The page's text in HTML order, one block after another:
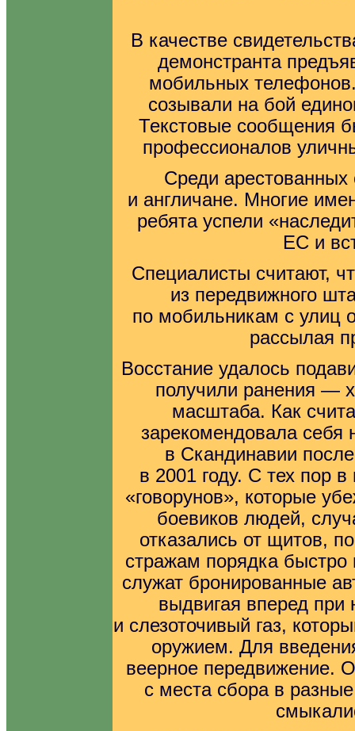
В качестве
демонстранта
мобильных
созывали на бой
Текстовые сообщения
профессионалов
Среди
и англичане. Многие
ребята успели
ЕС и
Специалисты считают,
из передвижного
по мобильникам с улиц
рассылая
Восстание удалось
получили ранения —
масштаба. Как
зарекомендовала себя
в Скандинавии
в 2001 году. С тех пор
«говорунов», которые
боевиков людей,
отказались от щитов,
стражам порядка быстро
служат бронированные
выдвигая вперед при
и слезоточивый газ,
оружием. Для
веерное передвижение.
с места сбора в